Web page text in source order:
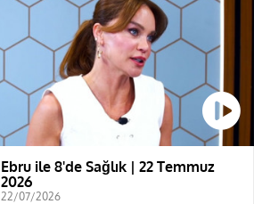
Ebru ile 8'de Sağlık | 22 Temmuz
2026
22/07/2026